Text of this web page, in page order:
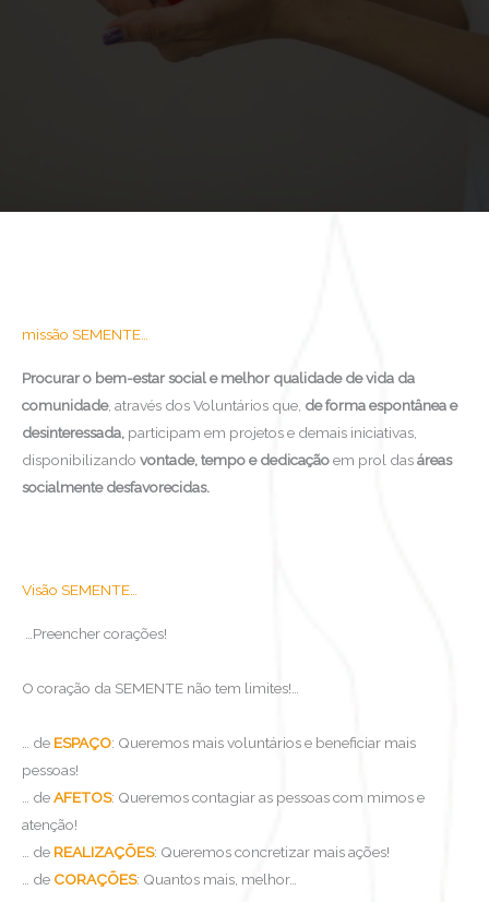
missão SEMENTE…
Procurar o bem-estar social e melhor qualidade de vida da
comunidade, através dos Voluntários que, de forma espontânea e
desinteressada, participam em projetos e demais iniciativas,
disponibilizando vontade, tempo e dedicaçãoem prol dasáreas
socialmente desfavorecidas.
Visão SEMENTE…
…Preencher corações!
O coração da SEMENTE não tem limites!…
… de ESPAÇO: Queremos mais voluntários e beneficiar mais
pessoas!
… deAFETOS: Queremos contagiar as pessoas com mimos e
atenção!
… de REALIZAÇÕES: Queremos concretizar mais ações!
… de CORAÇÕES: Quantos mais, melhor…